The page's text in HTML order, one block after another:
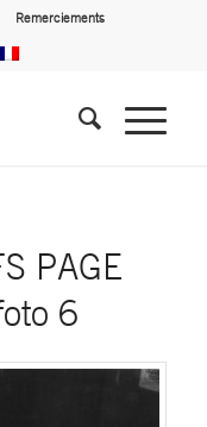
Remerciements
PAGE
6